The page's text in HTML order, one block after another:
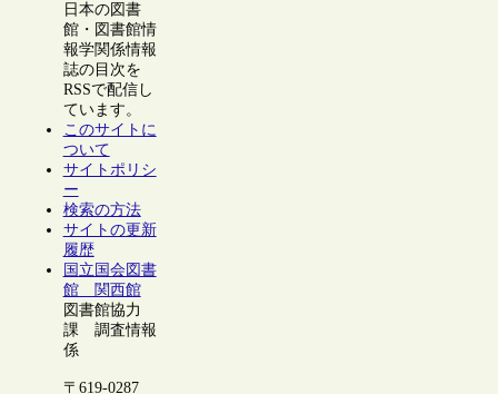
日本の図書
館・図書館情
報学関係情報
誌の目次を
RSSで配信し
ています。
このサイトに
ついて
サイトポリシ
ー
検索の方法
サイトの更新
履歴
国立国会図書
館 関西館
図書館協力
課 調査情報
係
〒619-0287